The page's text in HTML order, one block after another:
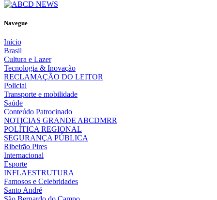
Navegue
Início
Brasil
Cultura e Lazer
Tecnologia & Inovação
RECLAMAÇÃO DO LEITOR
Policial
Transporte e mobilidade
Saúde
Conteúdo Patrocinado
NOTICIAS GRANDE ABCDMRR
POLÍTICA REGIONAL
SEGURANÇA PÚBLICA
Ribeirão Pires
Internacional
Esporte
INFLAESTRUTURA
Famosos e Celebridades
Santo André